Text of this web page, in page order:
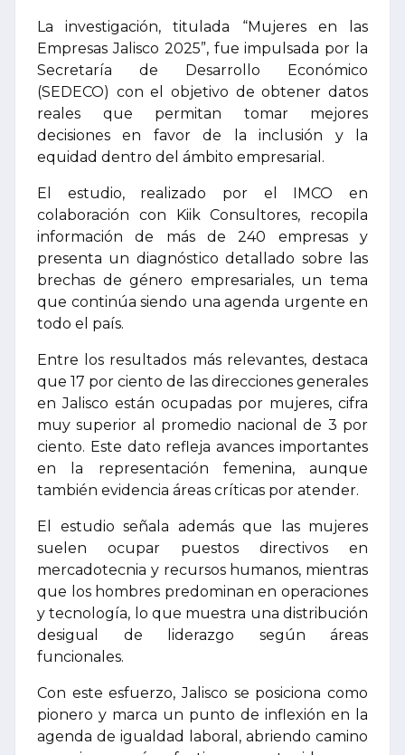
La investigación, titulada “Mujeres en las
Empresas Jalisco 2025”, fue impulsada por la
Secretaría de Desarrollo Económico
(SEDECO) con el objetivo de obtener datos
reales que permitan tomar mejores
decisiones en favor de la inclusión y la
equidad dentro del ámbito empresarial.
El estudio, realizado por el IMCO en
colaboración con Kiik Consultores, recopila
información de más de 240 empresas y
presenta un diagnóstico detallado sobre las
brechas de género empresariales, un tema
que continúa siendo una agenda urgente en
todo el país.
Entre los resultados más relevantes, destaca
que 17 por ciento de las direcciones generales
en Jalisco están ocupadas por mujeres, cifra
muy superior al promedio nacional de 3 por
ciento. Este dato refleja avances importantes
en la representación femenina, aunque
también evidencia áreas críticas por atender.
El estudio señala además que las mujeres
suelen ocupar puestos directivos en
mercadotecnia y recursos humanos, mientras
que los hombres predominan en operaciones
y tecnología, lo que muestra una distribución
desigual de liderazgo según áreas
funcionales.
Con este esfuerzo, Jalisco se posiciona como
pionero y marca un punto de inflexión en la
agenda de igualdad laboral, abriendo camino